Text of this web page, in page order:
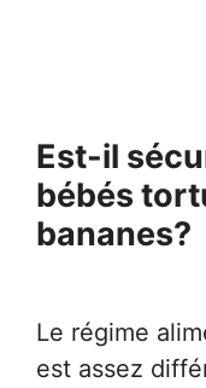
Est-il
bébés
bananes?
Le régime
est assez